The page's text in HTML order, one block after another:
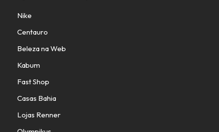
Nike
Centauro
Beleza na Web
Kabum
Fast Shop
Casas Bahia
Lojas Renner